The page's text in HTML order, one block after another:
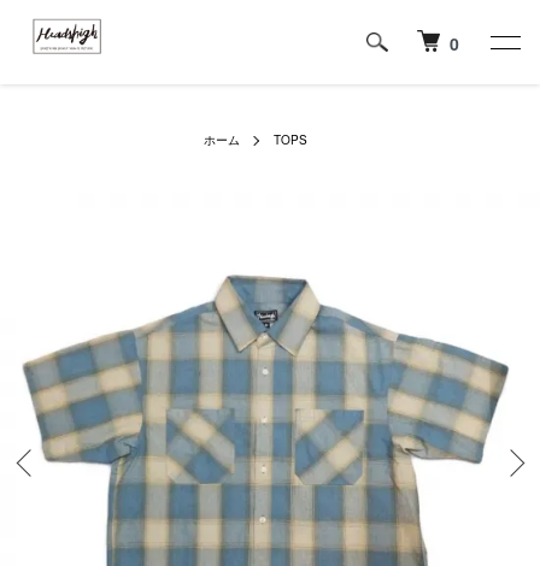
0
ホーム TOPS